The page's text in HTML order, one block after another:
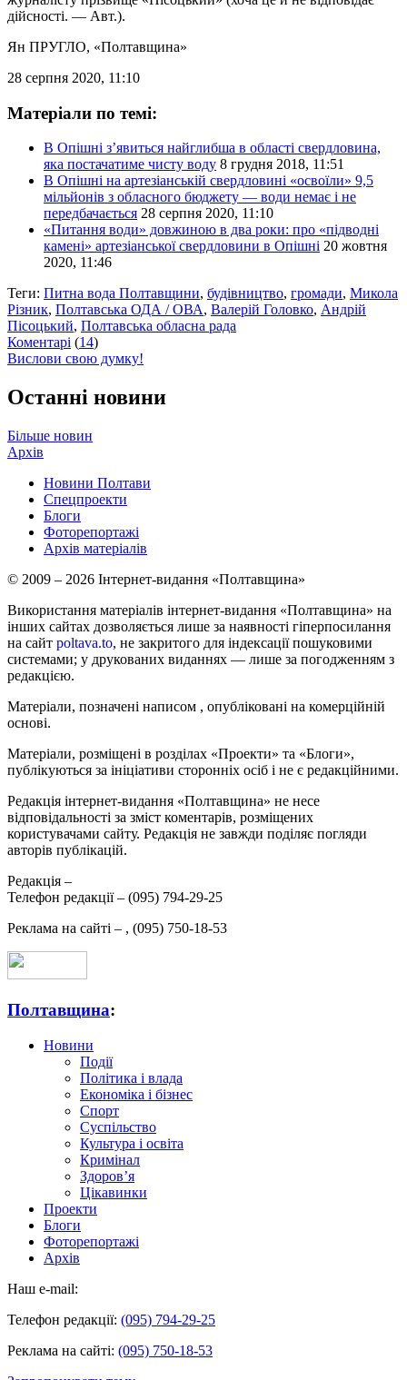
дійсності. — Авт.).
Ян ПРУГЛО, «Полтавщина»
28 серпня 2020, 11:10
Матеріали по темі:
В Опішні з’явиться найглибша в області свердловина,
яка постачатиме чисту воду 8 грудня 2018, 11:51
В Опішні на артезіанській свердловині «освоїли» 9,5
мільйонів з обласного бюджету — води немає і не
передбачається 28 серпня 2020, 11:10
«Питання води» довжиною в два роки: про «підводні
камені» артезіанської свердловини в Опішні 20 жовтня
2020, 11:46
Теги: Питна вода Полтавщини, будівництво, громади, Микола
Різник, Полтавська ОДА / ОВА, Валерій Головко, Андрій
Пісоцький, Полтавська обласна рада
Коментарі (14)
Вислови свою думку!
Останні новини
Більше новин
Архів
Новини Полтави
Спецпроекти
Блоги
Фоторепортажі
Архів матеріалів
© 2009 – 2026 Інтернет-видання «Полтавщина»
Використання матеріалів інтернет-видання «Полтавщина» на
інших сайтах дозволяється лише за наявності гіперпосилання
на сайт poltava.to, не закритого для індексації пошуковими
системами; у друкованих виданнях — лише за погодженням з
редакцією.
Матеріали, позначені написом , опубліковані на комерційній
основі.
Матеріали, розміщені в розділах «Проекти» та «Блоги»,
публікуються за ініціативи сторонніх осіб і не є редакційними.
Редакція інтернет-видання «Полтавщина» не несе
відповідальності за зміст коментарів, розміщених
користувачами сайту. Редакція не завжди поділяє погляди
авторів публікацій.
Редакція –
Телефон редакції – (095) 794-29-25
Реклама на сайті – , (095) 750-18-53
Полтавщина:
Новини
Події
Політика і влада
Економіка і бізнес
Спорт
Суспільство
Культура і освіта
Кримінал
Здоров’я
Цікавинки
Проекти
Блоги
Фоторепортажі
Архів
Наш e-mail:
Телефон редакції: (095) 794-29-25
Реклама на сайті: (095) 750-18-53